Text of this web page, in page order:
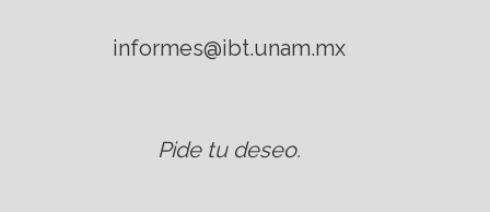
informes@ibt.unam.mx
Pide tu deseo.